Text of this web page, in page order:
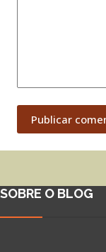
Publicar
SOBRE O BLOG